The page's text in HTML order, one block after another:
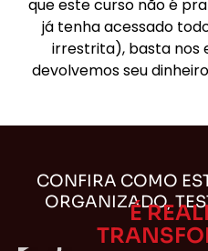
que este curso não é
já tenha acessado
irrestrita), basta nos
devolvemos seu
CONFIRA COMO
ORGANIZADO,
É